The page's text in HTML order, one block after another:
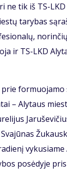
ne tik iš TS-
ta­ry­bas
ir TS-LKD
prie
– Aly­taus
po­sė­dy­je